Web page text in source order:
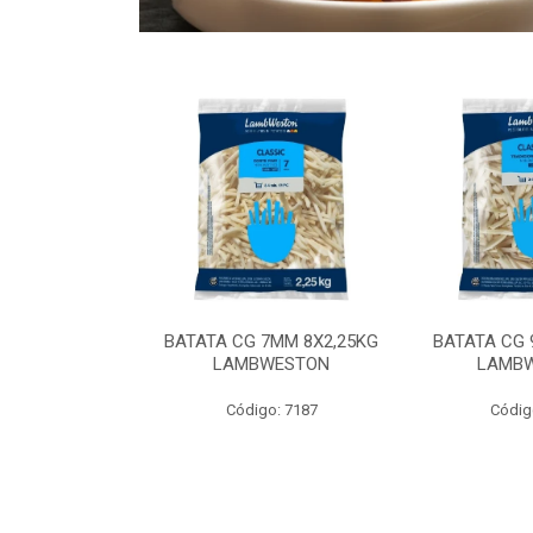
BATATA CG 7MM 8X2,25KG
LAMBWESTON
Código: 7187
BATATA CG